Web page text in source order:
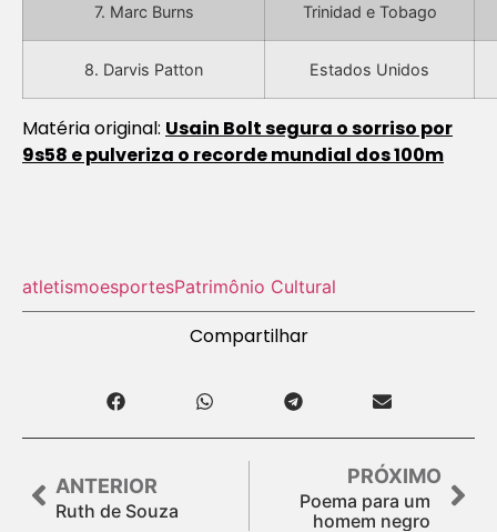
7. Marc Burns Trinidad e Tobago
8. Darvis Patton Estados Unidos
Matéria original: Usain Bolt segura o sorriso por
9s58 e pulveriza o recorde mundial dos 100m
atletismoesportesPatrimônio Cultural
Compartilhar
ANTERIOR
Ruth de Souza
PRÓXIMO
Poema para um
homem negro